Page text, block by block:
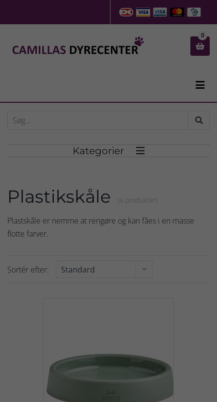

0

Kategorier 
Plastikskåle (6 produkter)
Plastskåle er nemme at rengøre og kan fåes i en masse
flotte farver.
Sortér efter: